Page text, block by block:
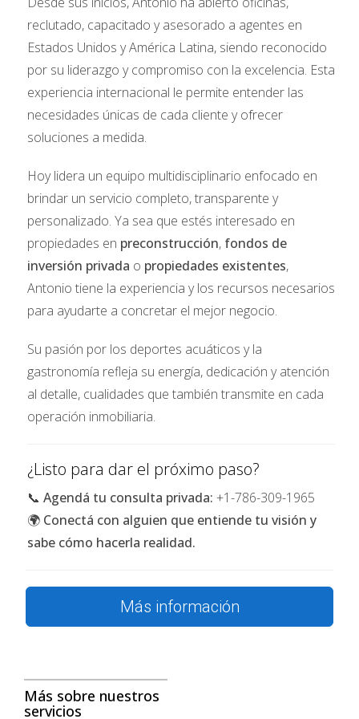
hijos. Al final del día, más allá del lujo, lo que realmente
importa es crear un ambiente donde puedan disfrutar
juntos como familia.
Influencia cultural y social
Además de ser una pareja influyente en el ámbito del
entretenimiento y el deporte, los Beckham han
campañas para la UNICEF hasta iniciativas sobre
salud mental, han demostrado que su influencia va
más allá del glamour. Esto resuena profundamente
con sus seguidores, quienes ven en ellos un modelo a
seguir no solo por su éxito material sino también por
su compromiso con el bienestar social.
LA VENTA DEL CONDOMINIO
La reciente venta del condominio en Miami fue un
movimiento estratégico para la familia Beckham. Con
un precio inicial impresionante y una ubicación
los más deseados en el mercado inmobiliario. Sin
embargo, ¿por qué decidieron venderlo?
Motivos detrás de la decisión
búsqueda constante de nuevas oportunidades. En el
mundo inmobiliario, cambiar de propiedad puede abrir
puertas a mejores inversiones o estilos de vida más
puede que los Beckham estén buscando un espacio
reclutado, capacitado y asesorado a agentes en
Estados Unidos y América Latina, siendo reconocido
por su liderazgo y compromiso con la excelencia. Esta
experiencia internacional le permite entender las
necesidades únicas de cada cliente y ofrecer
soluciones a medida.
Hoy lidera un equipo multidisciplinario enfocado en
brindar un servicio completo, transparente y
personalizado. Ya sea que estés interesado en
propiedades en preconstrucción, fondos de
inversión privada o propiedades existentes,
Antonio tiene la experiencia y los recursos necesarios
para ayudarte a concretar el mejor negocio.
Su pasión por los deportes acuáticos y la
gastronomía refleja su energía, dedicación y atención
al detalle, cualidades que también transmite en cada
operación inmobiliaria.
¿Listo para dar el próximo paso?
📞 Agendá tu consulta privada: +1-786-309-1965
🌍 Conectá con alguien que entiende tu visión y
sabe cómo hacerla realidad.
Más información
Más sobre nuestros
servicios